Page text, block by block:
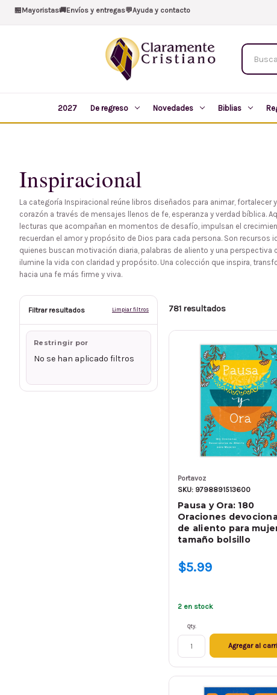
🏪Mayoristas🚚Envíos y entregas💬Ayuda y contacto
Buscar
2027 De regreso Novedades Biblias
Inspiracional
La categoría Inspiracional reúne libros diseñados para animar, fortalecer y
corazón a través de mensajes llenos de fe, esperanza y verdad bíblica.
lecturas que acompañan en momentos de desafío, impulsan el
recuerdan el amor y propósito de Dios para cada persona. Son recursos
quienes buscan motivación diaria, palabras de aliento y una perspectiva
ilumine la vida con claridad y propósito. Una colección que inspira,
hacia una fe más firme y viva.
Filtrar resultados Limpiar filtros
Restringir por
No se han aplicado filtros
781 resultados
Portavoz
SKU: 9798891513600
Pausa y Ora: 180
Oraciones
de aliento para
tamaño bolsillo
$5.99
2 en stock
Qty.
Agregar al